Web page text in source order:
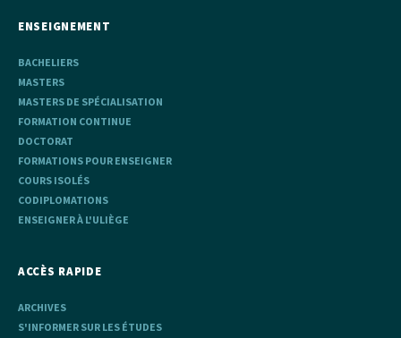
ENSEIGNEMENT
BACHELIERS
MASTERS
MASTERS DE SPÉCIALISATION
FORMATION CONTINUE
DOCTORAT
FORMATIONS POUR ENSEIGNER
COURS ISOLÉS
CODIPLOMATIONS
ENSEIGNER À L'ULIÈGE
ACCÈS RAPIDE
ARCHIVES
S'INFORMER SUR LES ÉTUDES